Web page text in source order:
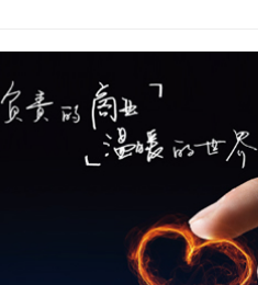
长兼总经理曾毓群举行会谈。双方围绕
交能融合、绿色发展、科技创新等领域
创源股份(300703)8月6日在互动平台
前并未自建算力中心，更多聚焦于算
通过与外部算力服务商合作，积极建设